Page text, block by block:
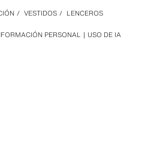
PERSONAL USO DE IA
/ VESTIDOS / LENCEROS